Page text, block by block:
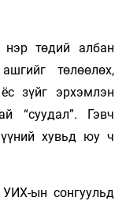
төдий албан
төлөөлөх,
зүйг эрхэмлэн
“суудал”. Гэвч
хувьд юу ч
ын сон­гуульд